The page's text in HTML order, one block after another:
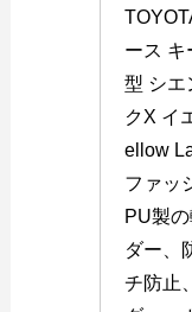
ース キ
型 シエ
クX イ
ellow
ファッ
PU製
ダー、
チ防止